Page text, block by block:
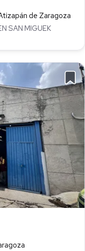
de Zaragoza
SAN MIGUEK